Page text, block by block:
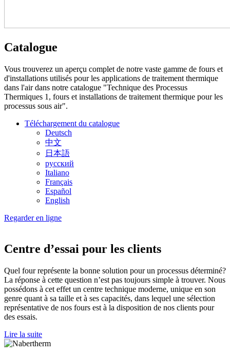
Catalogue
Vous trouverez un aperçu complet de notre vaste gamme de fours et
d'installations utilisés pour les applications de traitement thermique
dans l'air dans notre catalogue "Technique des Processus
Thermiques 1, fours et installations de traitement thermique pour les
processus sous air".
Téléchargement du catalogue
Deutsch
中文
日本語
русский
Italiano
Français
Español
English
Regarder en ligne
Centre d’essai pour les clients
Quel four représente la bonne solution pour un processus déterminé?
La réponse à cette question n’est pas toujours simple à trouver. Nous
possédons à cet effet un centre technique moderne, unique en son
genre quant à sa taille et à ses capacités, dans lequel une sélection
représentative de nos fours est à la disposition de nos clients pour
des essais.
Lire la suite